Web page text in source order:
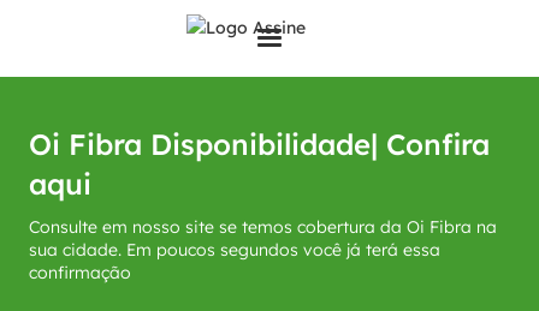
Oi Fibra Disponibilidade| Confira
aqui
Consulte em nosso site se temos cobertura da Oi Fibra na
sua cidade. Em poucos segundos você já terá essa
confirmação